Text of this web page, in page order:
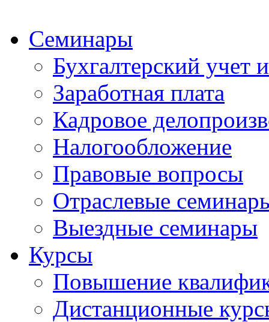
Семинары
Бухгалтерский учет
Заработная плата
Кадровое
Налогообложение
Правовые вопросы
Отраслевые
Выездные семинары
Курсы
Повышение
Дистанционные